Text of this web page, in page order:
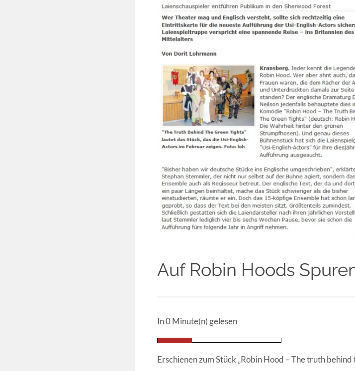
Auf Robin Hoods
In 0 Minute(n) gelesen
Erschienen zum Stück „Robin Hood – The truth behind